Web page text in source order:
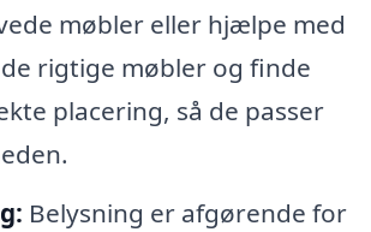
møbler eller hjælpe med
rigtige møbler og finde
placering, så de passer
Belysning er afgørende for